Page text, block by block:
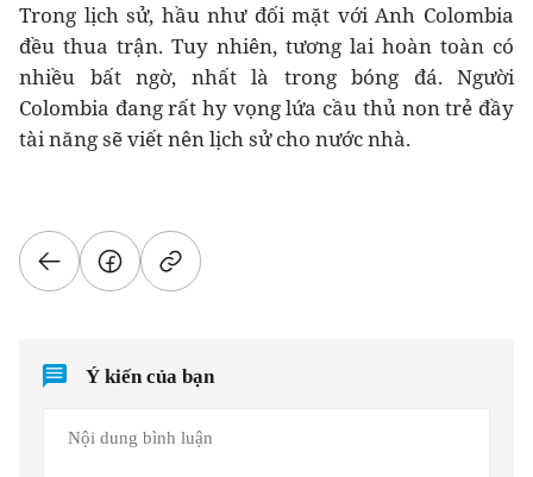
Trong lịch sử, hầu như đối mặt với Anh Colombia
đều thua trận. Tuy nhiên, tương lai hoàn toàn có
nhiều bất ngờ, nhất là trong bóng đá. Người
Colombia đang rất hy vọng lứa cầu thủ non trẻ đầy
tài năng sẽ viết nên lịch sử cho nước nhà.
Ý kiến của bạn